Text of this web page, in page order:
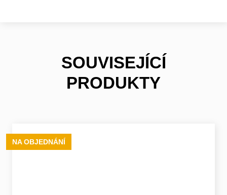
SOUVISEJÍCÍ
PRODUKTY
NA OBJEDNÁNÍ